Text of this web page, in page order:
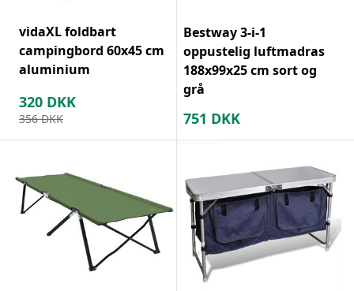
vidaXL foldbart
campingbord 60x45 cm
aluminium
320 DKK
356 DKK
Bestway 3-i-1
oppustelig luftmadras
188x99x25 cm sort og
grå
751 DKK